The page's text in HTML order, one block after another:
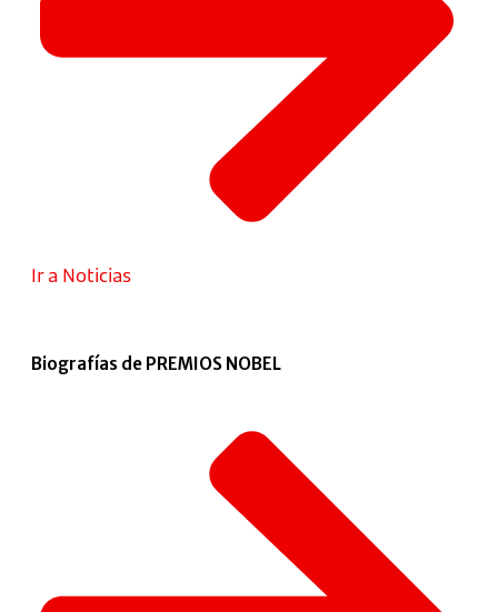
Ir a Noticias
Biografías de PREMIOS NOBEL